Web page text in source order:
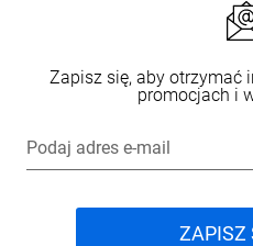
Zapisz się, aby otrzymać
promocjach i
Podaj adres e-mail
ZAPISZ